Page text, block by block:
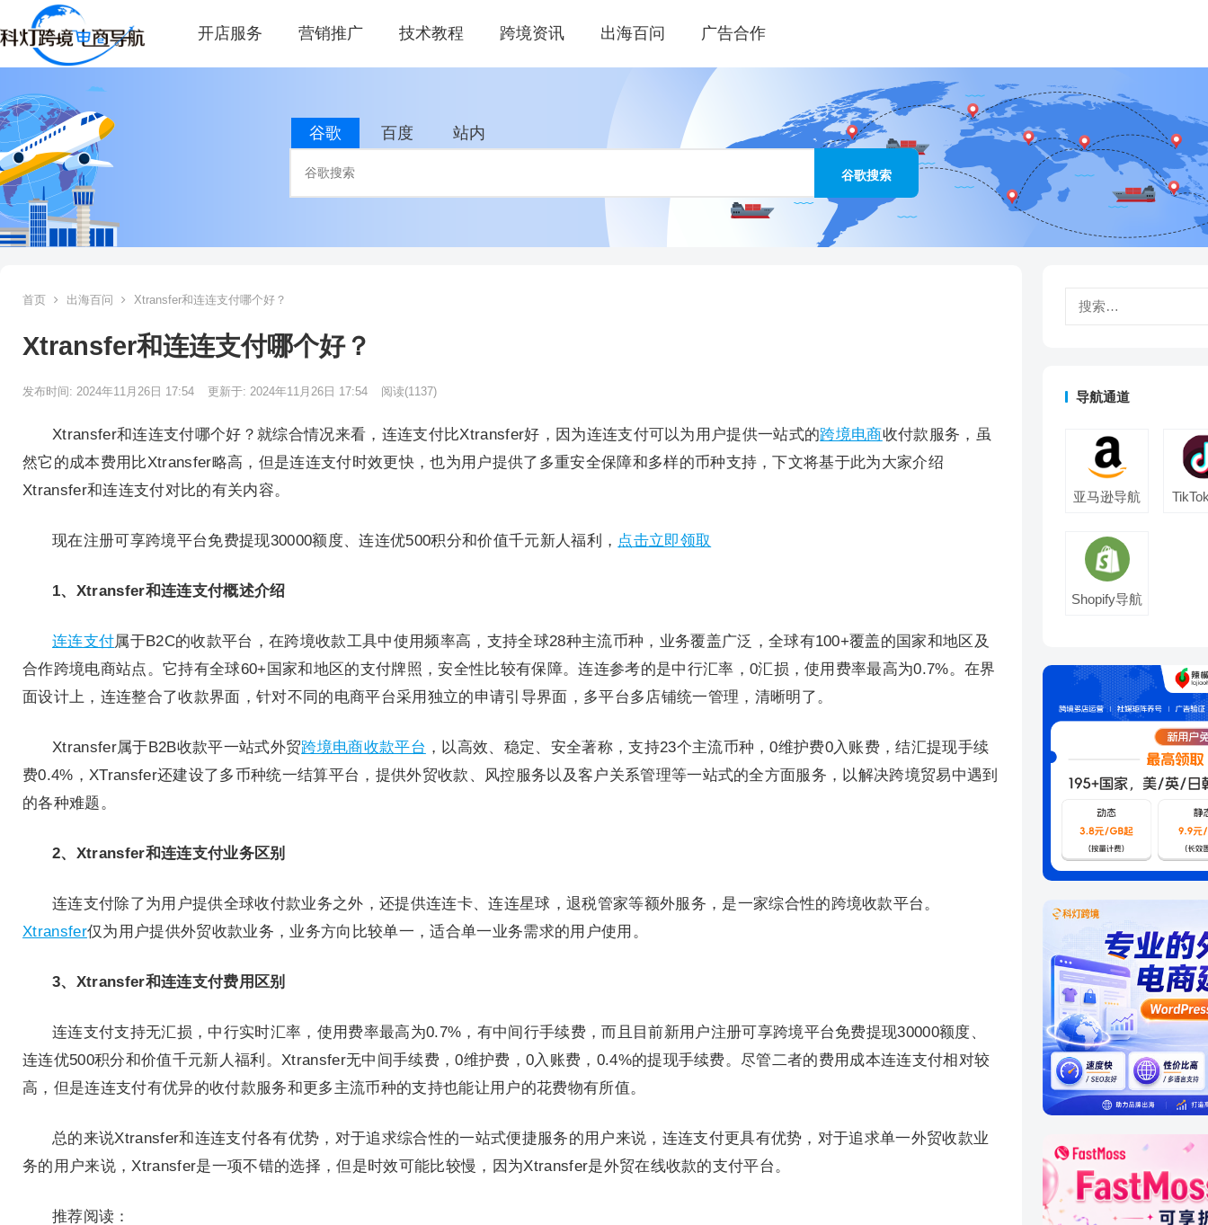
开店服务 营销推广 技术教程 跨境资讯 出海百问 广告合作
谷歌 百度 站内
首页 出海百问 Xtransfer和连连支付哪个好？
Xtransfer和连连支付哪个好？
发布时间: 2024年11月26日 17:54 更新于: 2024年11月26日 17:54 阅读(1137)
Xtransfer和连连支付哪个好？就综合情况来看，连连支付比Xtransfer好，因为连连支付可以为用户提供一站式的跨境电商收付款服务，虽
然它的成本费用比Xtransfer略高，但是连连支付时效更快，也为用户提供了多重安全保障和多样的币种支持，下文将基于此为大家介绍
Xtransfer和连连支付对比的有关内容。
现在注册可享跨境平台免费提现30000额度、连连优500积分和价值千元新人福利， 点击立即领取
1、Xtransfer和连连支付概述介绍
连连支付属于B2C的收款平台，在跨境收款工具中使用频率高，支持全球28种主流币种，业务覆盖广泛，全球有100+覆盖的国家和地区及
合作跨境电商站点。它持有全球60+国家和地区的支付牌照，安全性比较有保障。连连参考的是中行汇率，0汇损，使用费率最高为0.7%。在界
面设计上，连连整合了收款界面，针对不同的电商平台采用独立的申请引导界面，多平台多店铺统一管理，清晰明了。
Xtransfer属于B2B收款平一站式外贸跨境电商收款平台 ，以高效、稳定、安全著称，支持23个主流币种，0维护费0入账费，结汇提现手续
费0.4%，XTransfer还建设了多币种统一结算平台，提供外贸收款、风控服务以及客户关系管理等一站式的全方面服务，以解决跨境贸易中遇到
的各种难题。
2、Xtransfer和连连支付业务区别
连连支付除了为用户提供全球收付款业务之外，还提供连连卡、连连星球，退税管家等额外服务，是一家综合性的跨境收款平台。
Xtransfer仅为用户提供外贸收款业务，业务方向比较单一，适合单一业务需求的用户使用。
3、Xtransfer和连连支付费用区别
连连支付支持无汇损，中行实时汇率，使用费率最高为0.7%，有中间行手续费，而且目前新用户注册可享跨境平台免费提现30000额度、
连连优500积分和价值千元新人福利。Xtransfer无中间手续费，0维护费，0入账费，0.4%的提现手续费。尽管二者的费用成本连连支付相对较
高，但是连连支付有优异的收付款服务和更多主流币种的支持也能让用户的花费物有所值。
总的来说Xtransfer和连连支付各有优势，对于追求综合性的一站式便捷服务的用户来说，连连支付更具有优势，对于追求单一外贸收款业
务的用户来说，Xtransfer是一项不错的选择，但是时效可能比较慢，因为Xtransfer是外贸在线收款的支付平台。
推荐阅读：
导航通道
亚马逊导航
Shopify导航